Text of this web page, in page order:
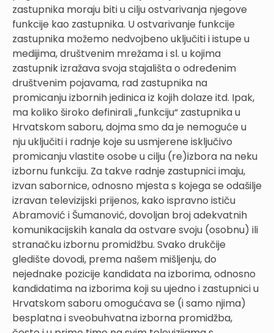
zastupnika moraju biti u cilju ostvarivanja njegove
funkcije kao zastupnika. U ostvarivanje funkcije
zastupnika možemo nedvojbeno uključiti i istupe u
medijima, društvenim mrežama i sl. u kojima
zastupnik izražava svoja stajališta o određenim
društvenim pojavama, rad zastupnika na
promicanju izbornih jedinica iz kojih dolaze itd. Ipak,
ma koliko široko definirali „funkciju“ zastupnika u
Hrvatskom saboru, dojma smo da je nemoguće u
nju uključiti i radnje koje su usmjerene isključivo
promicanju vlastite osobe u cilju (re)izbora na neku
izbornu funkciju. Za takve radnje zastupnici imaju,
izvan sabornice, odnosno mjesta s kojega se odašilje
izravan televizijski prijenos, kako ispravno ističu
Abramović i Šumanović, dovoljan broj adekvatnih
komunikacijskih kanala da ostvare svoju (osobnu) ili
stranačku izbornu promidžbu. Svako drukčije
gledište dovodi, prema našem mišljenju, do
nejednake pozicije kandidata na izborima, odnosno
kandidatima na izborima koji su ujedno i zastupnici u
Hrvatskom saboru omogućava se (i samo njima)
besplatna i sveobuhvatna izborna promidžba,